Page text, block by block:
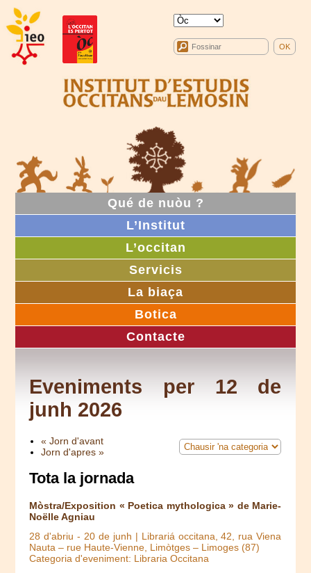
Qué de nuòu ?
L’Institut
L’occitan
Servicis
La biaça
Botica
Contacte
Eveniments per 12 de
junh 2026
« Jorn d'avant
Jorn d'apres »
Tota la jornada
Mòstra/Exposition « Poetica mythologica » de Marie-
Noëlle Agniau
28 d'abriu -20 de junh | Librariá occitana, 42, rua Viena
Nauta – rue Haute-Vienne, Limòtges – Limoges (87)
Categoria d'eveniment: Libraria Occitana